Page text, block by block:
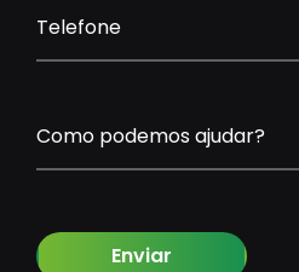
Telefone
Como podemos ajudar?
Enviar